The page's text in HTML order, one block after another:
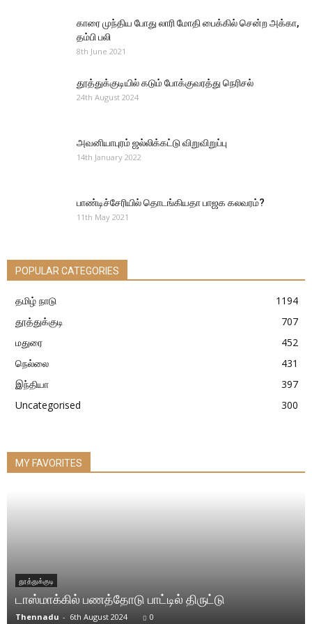
காரை முந்திய போது லாரி மோதி பைக்கில் சென்ற அக்கா,
தம்பி பலி
8th June 2021
தூத்துக்குடியில் கடும் போக்குவரத்து நெரிசல்
24th August 2024
அவனியாபுரம் ஜல்லிக்கட்டு விறுவிறுப்பு
14th January 2022
பாண்டிச்சேரியில் தொடங்கியதா பாஜக கலவரம்?
11th May 2021
POPULAR CATEGORIES
தமிழ் நாடு
1194
தூத்துக்குடி
707
மதுரை
452
நெல்லை
431
இந்தியா
397
Uncategorised
300
MY FAVORITES
தூத்துக்குடி
டாஸ்மாக்கில் பணத்தோடு பாட்டில் திருட்டு
Thennadu - 6th August 2024 0